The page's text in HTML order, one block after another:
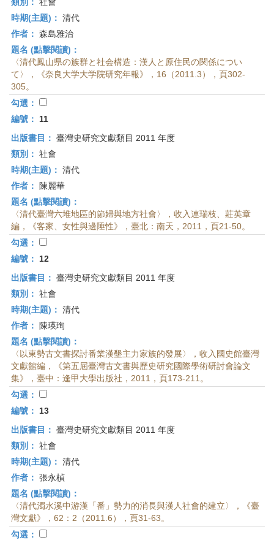
時期(主題)： 清代
作者： 森島雅治
題名 (點擊閱讀)：
〈清代鳳山県の族群と社会構造：漢人と原住民の関係につい
て〉，《奈良大学大学院研究年報》，16（2011.3），頁302-
305。
勾選：
編號：
11
出版書目： 臺灣史研究文獻類目 2011 年度
類別： 社會
時期(主題)： 清代
作者：
陳麗華
題名 (點擊閱讀)：
〈清代臺灣六堆地區的節婦與地方社會〉，收入連瑞枝、莊英章
編，《客家、女性與邊陲性》，臺北：南天，2011，頁21-50。
勾選：
編號：
12
出版書目： 臺灣史研究文獻類目 2011 年度
類別： 社會
時期(主題)： 清代
作者：
陳瑛珣
題名 (點擊閱讀)：
〈以東勢古文書探討番業漢墾主力家族的發展〉，收入國史館臺灣
文獻館編，《第五屆臺灣古文書與歷史研究國際學術研討會論文
集》，臺中：逢甲大學出版社，2011，頁173-211。
勾選：
編號：
13
出版書目： 臺灣史研究文獻類目 2011 年度
類別： 社會
時期(主題)： 清代
作者： 張永楨
題名 (點擊閱讀)：
〈清代濁水溪中游漢「番」勢力的消長與漢人社會的建立〉，《臺
灣文獻》，62：2（2011.6），頁31-63。
勾選：